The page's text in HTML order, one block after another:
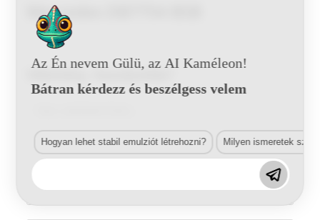
Mercedes DB7754 BSB
Vélemény, hozzászólás?
Az Én nevem Gülü, az AI Kaméleon!
Bátran kérdezz és beszélgess velem
Hogyan lehet stabil emulziót létrehozni? Milyen ismeretek